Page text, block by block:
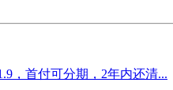
，首付可分期，2年内还清...